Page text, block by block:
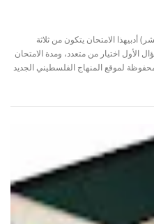
الامتحان يتكون من ثلاثة
الأول اختيار من متعدد، ومدة الامتحان